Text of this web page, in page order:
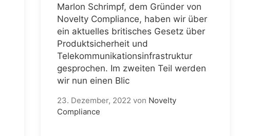
Marlon Schrimpf, dem Gründer von
Novelty Compliance, haben wir über
ein aktuelles britisches Gesetz über
Produktsicherheit und
Telekommunikationsinfrastruktur
gesprochen. Im zweiten Teil werden
wir nun einen Blic
23. Dezember, 2022 von Novelty
Compliance